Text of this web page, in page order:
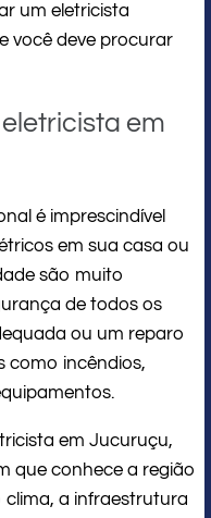
um eletricista
você deve procurar
em
é imprescindível
em sua casa ou
são muito
de todos os
ou um reparo
como incêndios,
em Jucuruçu,
que conhece a região
a infraestrutura